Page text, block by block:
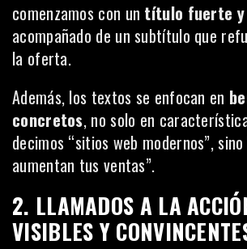
comenzamos con un título fuerte
acompañado de un subtítulo que
la oferta.
Además, los textos se enfocan en
concretos, no solo en
decimos “sitios web modernos”,
aumentan tus ventas”.
2. LLAMADOS A LA
VISIBLES Y